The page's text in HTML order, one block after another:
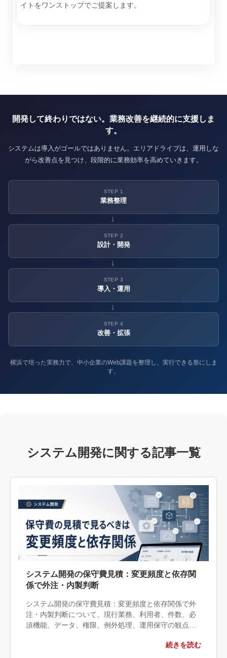
イトをワンストップでご提案します。
開発して終わりではない。業務改善を継続的に支援しま
す。
システムは導入がゴールではありません。エリアドライブは、運用しな
がら改善点を見つけ、段階的に業務効率を高めていきます。
STEP 1
業務整理
→
STEP 2
設計・開発
→
STEP 3
導入・運用
→
STEP 4
改善・拡張
横浜で培った実務力で、中小企業のWeb課題を整理し、実行できる形にしま
す。
システム開発に関する記事一覧
システム開発の保守費見積：変更頻度と依存関
係で外注・内製判断
システム開発の保守費見積：変更頻度と依存関係で外
注・内製判断について、現行業務、利用者、件数、必
須機能、データ、権限、例外処理、運用保守の観点か
範囲と外部へ相談する条件、相談前に用意する情報、
続きを読む